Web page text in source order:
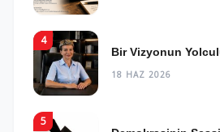
4
Bir Vizyonun
18 HAZ 2026
5